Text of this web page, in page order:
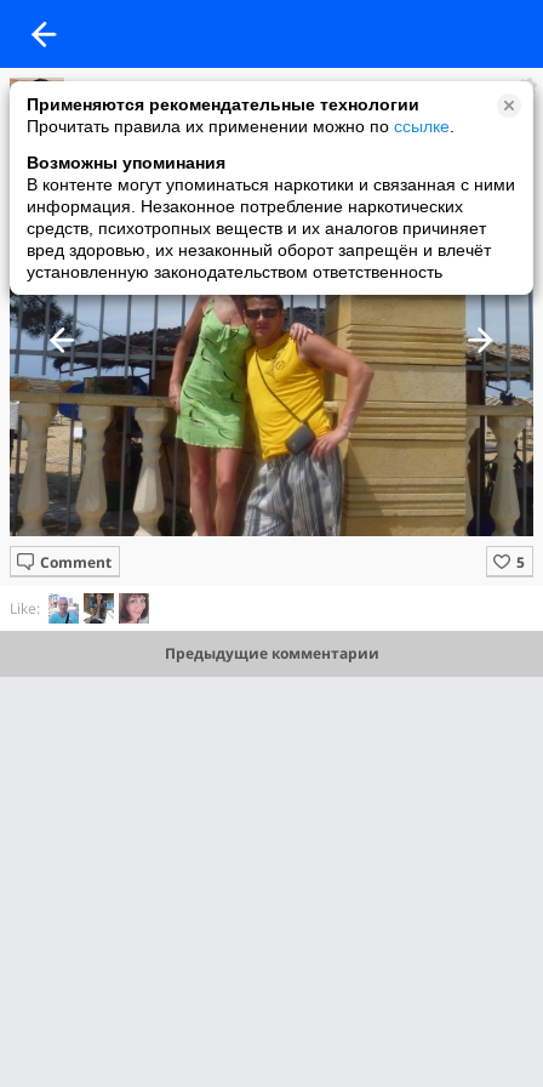
Применяются рекомендательные технологии
Прочитать правила их применении можно по ссылке
Возможны упоминания
В контенте могут упоминаться наркотики и связанная с ними
информация. Незаконное потребление наркотических
средств, психотропных веществ и их аналогов причиняет
вред здоровью, их незаконный оборот запрещён и влечёт
установленную законодательством ответственность
Татьяна Васильева
added a photo
29 May в 01:56
Comment
Like:
Предыдущие комментарии